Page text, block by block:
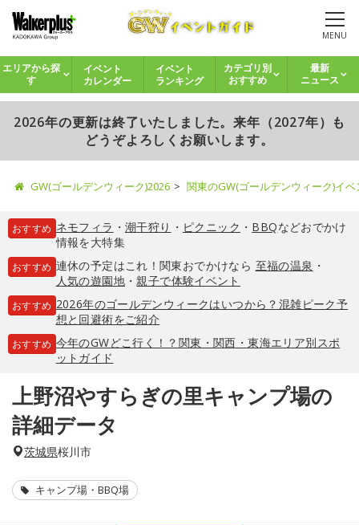
MENU
エリアから探
す
イベント
カレンダー
イベント
ランキング
カテゴリ別
おすすめ
最新
ニュース
2026年の更新は終了いたしました。来年（2027年）も
どうぞよろしくお願いします。
GW(ゴールデンウィーク)2026 関東のGW(ゴールデンウィーク)イ
おすすめ ネモフィラ ・ 潮干狩り ・ ピクニック ・ BBQなどおでかけ
情報を大特集
おすすめ 連休の予定はこれ！関東おでかけなら 至福の温泉 ・
人気の遊園地・親子で体験イベント
おすすめ 2026年のゴールデンウィークはいつから？混雑ピーク予
想と回避術をご紹介
おすすめ 今年のGWどこ行く！？関東・関西・東海エリア別スポ
ットガイド
上野沼やすらぎの里キャンプ場の
詳細データ
茨城県桜川市
キャンプ場・BBQ場